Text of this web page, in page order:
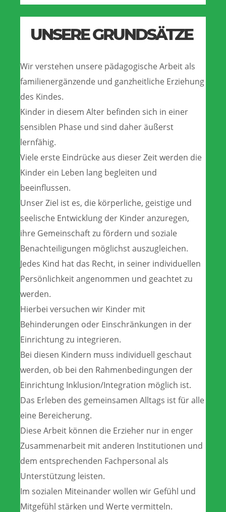
UNSERE GRUNDSÄTZE
Wir verstehen unsere pädagogische Arbeit als
familienergänzende und ganzheitliche Erziehung
des Kindes.
Kinder in diesem Alter befinden sich in einer
sensiblen Phase und sind daher äußerst
lernfähig.
Viele erste Eindrücke aus dieser Zeit werden die
Kinder ein Leben lang begleiten und
beeinflussen.
Unser Ziel ist es, die körperliche, geistige und
seelische Entwicklung der Kinder anzuregen,
ihre Gemeinschaft zu fördern und soziale
Benachteiligungen möglichst auszugleichen.
Jedes Kind hat das Recht, in seiner individuellen
Persönlichkeit angenommen und geachtet zu
werden.
Hierbei versuchen wir Kinder mit
Behinderungen oder Einschränkungen in der
Einrichtung zu integrieren.
Bei diesen Kindern muss individuell geschaut
werden, ob bei den Rahmenbedingungen der
Einrichtung Inklusion/Integration möglich ist.
Das Erleben des gemeinsamen Alltags ist für alle
eine Bereicherung.
Diese Arbeit können die Erzieher nur in enger
Zusammenarbeit mit anderen Institutionen und
dem entsprechenden Fachpersonal als
Unterstützung leisten.
Im sozialen Miteinander wollen wir Gefühl und
Mitgefühl stärken und Werte vermitteln.